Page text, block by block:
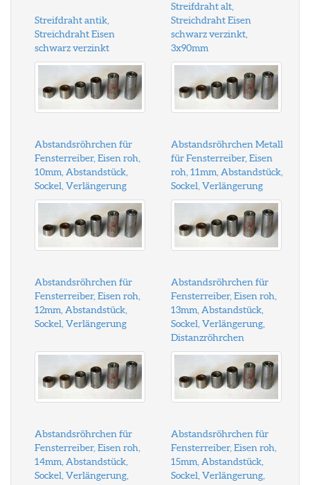
Streifdraht antik,
Streichdraht Eisen
schwarz verzinkt
Streifdraht alt,
Streichdraht Eisen
schwarz verzinkt,
3x90mm
Abstandsröhrchen für
Fensterreiber, Eisen roh,
10mm, Abstandstück,
Sockel, Verlängerung
Abstandsröhrchen Metall
für Fensterreiber, Eisen
roh, 11mm, Abstandstück,
Sockel, Verlängerung
Abstandsröhrchen für
Fensterreiber, Eisen roh,
12mm, Abstandstück,
Sockel, Verlängerung
Abstandsröhrchen für
Fensterreiber, Eisen roh,
13mm, Abstandstück,
Sockel, Verlängerung,
Distanzröhrchen
Abstandsröhrchen für
Fensterreiber, Eisen roh,
14mm, Abstandstück,
Sockel, Verlängerung,
Abstandsröhrchen für
Fensterreiber, Eisen roh,
15mm, Abstandstück,
Sockel, Verlängerung,